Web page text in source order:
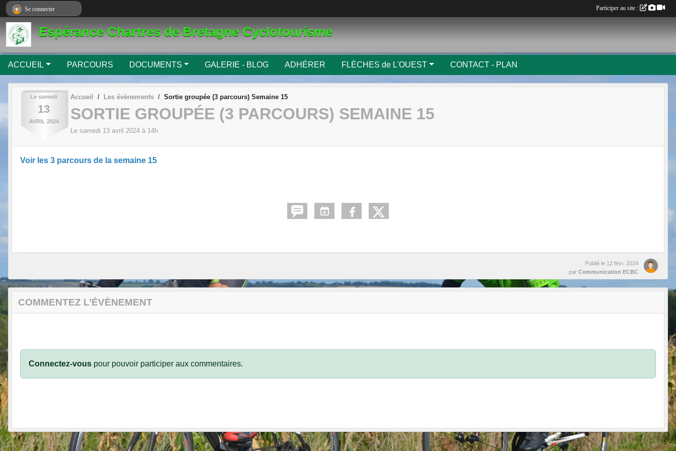
Espérance Chartres de Bretagne Cyclotourisme
ACCUEIL PARCOURS DOCUMENTS GALERIE - BLOG ADHÉRER FLÈCHES de L'OUEST CONTACT - PLAN
Le samedi
13
AVRIL 2024
Accueil Les évènements Sortie groupée (3 parcours) Semaine 15
SORTIE GROUPÉE (3 PARCOURS) SEMAINE 15
Le samedi 13 avril 2024 à 14h
Voir les 3 parcours de la semaine 15
Publié le 12 févr. 2024
par Communication ECBC
COMMENTEZ L’ÉVÈNEMENT
Connectez-vous pour pouvoir participer aux commentaires.
Se connecter Participer au site :
Panneau de gestion des cookies